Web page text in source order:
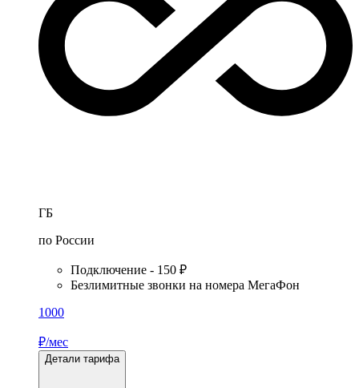
ГБ
по России
Подключение - 150 ₽
Безлимитные звонки на номера МегаФон
1000
₽/мес
Детали тарифа